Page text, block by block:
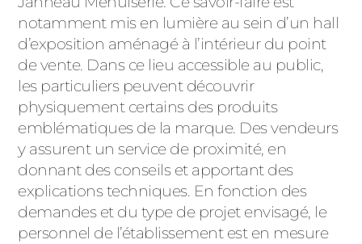
notamment mis en lumière au sein d’un hall
d’exposition aménagé à l’intérieur du point
de vente. Dans ce lieu accessible au public,
les particuliers peuvent découvrir
physiquement certains des produits
emblématiques de la marque. Des vendeurs
y assurent un service de proximité, en
donnant des conseils et apportant des
explications techniques. En fonction des
demandes et du type de projet envisagé, le
personnel de l’établissement est en mesure